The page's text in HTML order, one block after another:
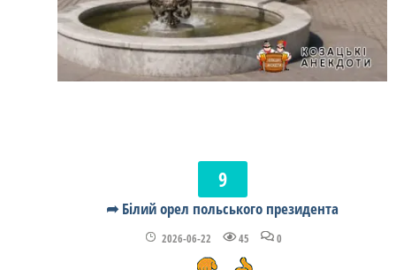
➦ Білий орел польського президента
2026-06-22 45 0